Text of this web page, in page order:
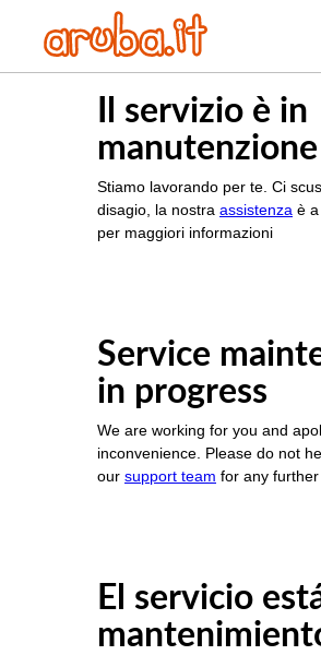
Il servizio è in
manutenzione
Stiamo lavorando per te. Ci
disagio, la nostra assistenza è
per maggiori informazioni
Service
in progress
We are working for you and
inconvenience. Please do not
our support team for any
El servicio